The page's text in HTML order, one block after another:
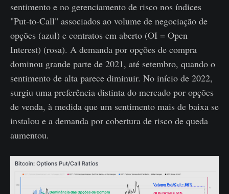
sentimento e no gerenciamento de risco nos índices
"Put-to-Call" associados ao volume de negociação de
opções (azul) e contratos em aberto (OI = Open
Interest) (rosa). A demanda por opções de compra
dominou grande parte de 2021, até setembro, quando o
sentimento de alta parece diminuir. No início de 2022,
surgiu uma preferência distinta do mercado por opções
de venda, à medida que um sentimento mais de baixa se
instalou e a demanda por cobertura de risco de queda
aumentou.